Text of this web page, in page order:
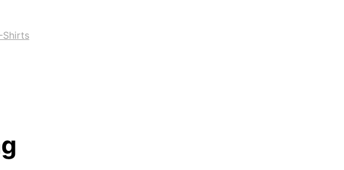
Shirts